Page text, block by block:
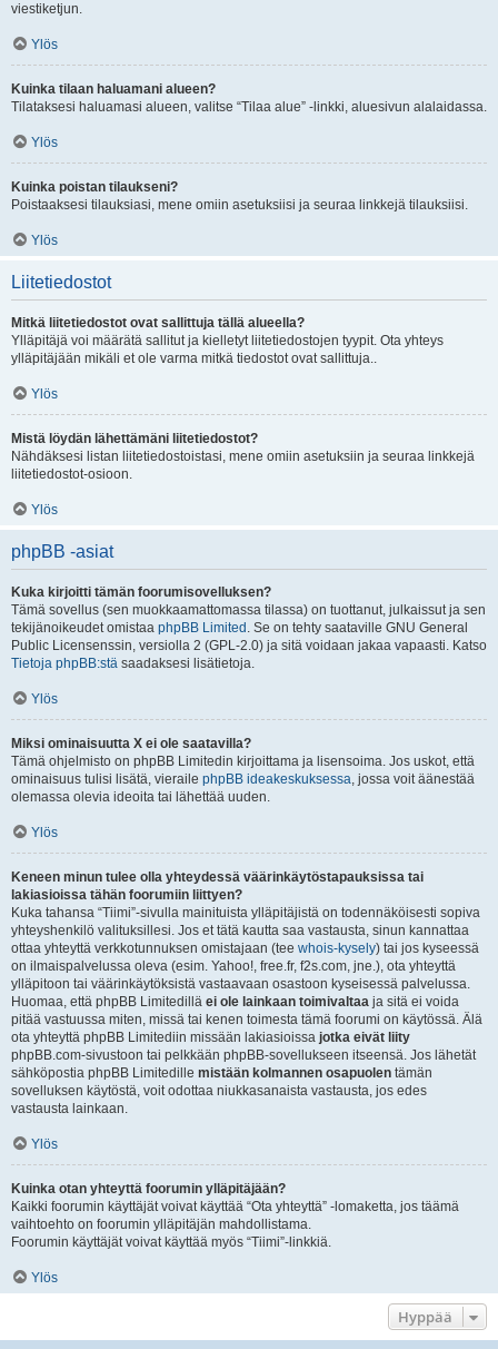
viestiketjun.
Ylös
Kuinka tilaan haluamani alueen?
Tilataksesi haluamasi alueen, valitse “Tilaa alue” -linkki, aluesivun alalaidassa.
Ylös
Kuinka poistan tilaukseni?
Poistaaksesi tilauksiasi, mene omiin asetuksiisi ja seuraa linkkejä tilauksiisi.
Ylös
Liitetiedostot
Mitkä liitetiedostot ovat sallittuja tällä alueella?
Ylläpitäjä voi määrätä sallitut ja kielletyt liitetiedostojen tyypit. Ota yhteys
ylläpitäjään mikäli et ole varma mitkä tiedostot ovat sallittuja..
Ylös
Mistä löydän lähettämäni liitetiedostot?
Nähdäksesi listan liitetiedostoistasi, mene omiin asetuksiin ja seuraa linkkejä
liitetiedostot-osioon.
Ylös
phpBB -asiat
Kuka kirjoitti tämän foorumisovelluksen?
Tämä sovellus (sen muokkaamattomassa tilassa) on tuottanut, julkaissut ja sen
tekijänoikeudet omistaa phpBB Limited . Se on tehty saataville GNU General
Public Licensenssin, versiolla 2 (GPL-2.0) ja sitä voidaan jakaa vapaasti. Katso
Tietoja phpBB:stä saadaksesi lisätietoja.
Ylös
Miksi ominaisuutta X ei ole saatavilla?
Tämä ohjelmisto on phpBB Limitedin kirjoittama ja lisensoima. Jos uskot, että
ominaisuus tulisi lisätä, vieraile phpBB ideakeskuksessa, jossa voit äänestää
olemassa olevia ideoita tai lähettää uuden.
Ylös
Keneen minun tulee olla yhteydessä väärinkäytöstapauksissa tai
lakiasioissa tähän foorumiin liittyen?
Kuka tahansa “Tiimi”-sivulla mainituista ylläpitäjistä on todennäköisesti sopiva
yhteyshenkilö valituksillesi. Jos et tätä kautta saa vastausta, sinun kannattaa
ottaa yhteyttä verkkotunnuksen omistajaan (tee whois-kysely) tai jos kyseessä
on ilmaispalvelussa oleva (esim. Yahoo!, free.fr, f2s.com, jne.), ota yhteyttä
ylläpitoon tai väärinkäytöksistä vastaavaan osastoon kyseisessä palvelussa.
Huomaa, että phpBB Limitedillä ei ole lainkaan toimivaltaa ja sitä ei voida
pitää vastuussa miten, missä tai kenen toimesta tämä foorumi on käytössä. Älä
ota yhteyttä phpBB Limitediin missään lakiasioissa jotka eivät liity
phpBB.com-sivustoon tai pelkkään phpBB-sovellukseen itseensä. Jos lähetät
sähköpostia phpBB Limitedille mistään kolmannen osapuolen tämän
sovelluksen käytöstä, voit odottaa niukkasanaista vastausta, jos edes
vastausta lainkaan.
Ylös
Kuinka otan yhteyttä foorumin ylläpitäjään?
Kaikki foorumin käyttäjät voivat käyttää “Ota yhteyttä” -lomaketta, jos täämä
vaihtoehto on foorumin ylläpitäjän mahdollistama.
Foorumin käyttäjät voivat käyttää myös “Tiimi”-linkkiä.
Ylös
Hyppää